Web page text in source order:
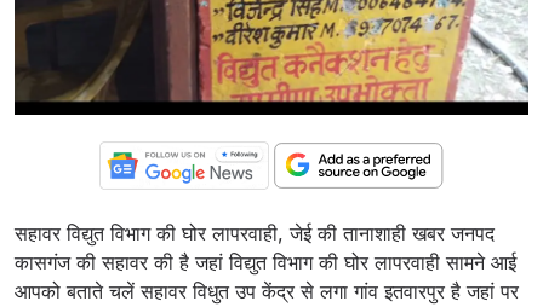
सहावर विद्युत विभाग की घोर लापरवाही, जेई की तानाशाही खबर जनपद
कासगंज की सहावर की है जहां विद्युत विभाग की घोर लापरवाही सामने आई
आपको बताते चलें सहावर विधुत उप केंद्र से लगा गांव इतवारपुर है जहां पर